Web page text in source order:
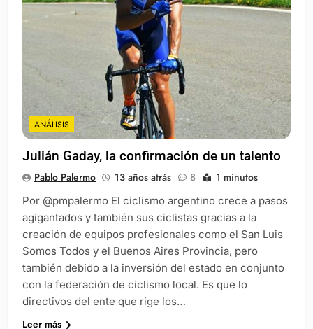
ANÁLISIS
Julián Gaday, la confirmación de un talento
Pablo Palermo 13 años atrás 8 1 minutos
Por @pmpalermo El ciclismo argentino crece a pasos
agigantados y también sus ciclistas gracias a la
creación de equipos profesionales como el San Luis
Somos Todos y el Buenos Aires Provincia, pero
también debido a la inversión del estado en conjunto
con la federación de ciclismo local. Es que lo
directivos del ente que rige los…
Leer más